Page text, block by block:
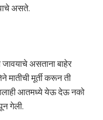
असते.
जावयाचे असताना बाहेर
मातीची मूर्ती करून ती
आतमध्ये येऊ देऊ नको
गेली.